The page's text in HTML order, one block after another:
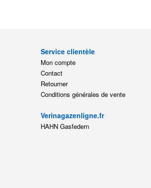
Service clientèle
Mon compte
Contact
Retourner
Conditions générales de vente
Verinagazenligne.fr
HAHN Gasfedern